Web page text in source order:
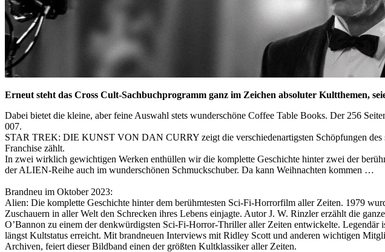
Erneut steht das Cross Cult-Sachbuchprogramm ganz im Zeichen absoluter Kultthemen,
Dabei bietet die kleine, aber feine Auswahl stets wunderschöne Coffee Table Books. Der 256
007.
STAR TREK: DIE KUNST VON DAN CURRY zeigt die verschiedenartigsten Schöpfungen des
Franchise zählt.
In zwei wirklich gewichtigen Werken enthüllen wir die komplette Geschichte hinter zwei der
der ALIEN-Reihe auch im wunderschönen Schmuckschuber. Da kann Weihnachten kommen …
Brandneu im Oktober 2023:
Alien: Die komplette Geschichte hinter dem berühmtesten Sci-Fi-Horrorfilm aller Zeiten. 1979
Zuschauern in aller Welt den Schrecken ihres Lebens einjagte. Autor J. W. Rinzler erzählt die
O’Bannon zu einem der denkwürdigsten Sci-Fi-Horror-Thriller aller Zeiten entwickelte.
längst Kultstatus erreicht. Mit brandneuen Interviews mit Ridley Scott und anderen wichtigen
Archiven, feiert dieser Bildband einen der größten Kultklassiker aller Zeiten.